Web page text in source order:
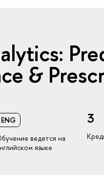
&
ENG
ведется на
языке
3